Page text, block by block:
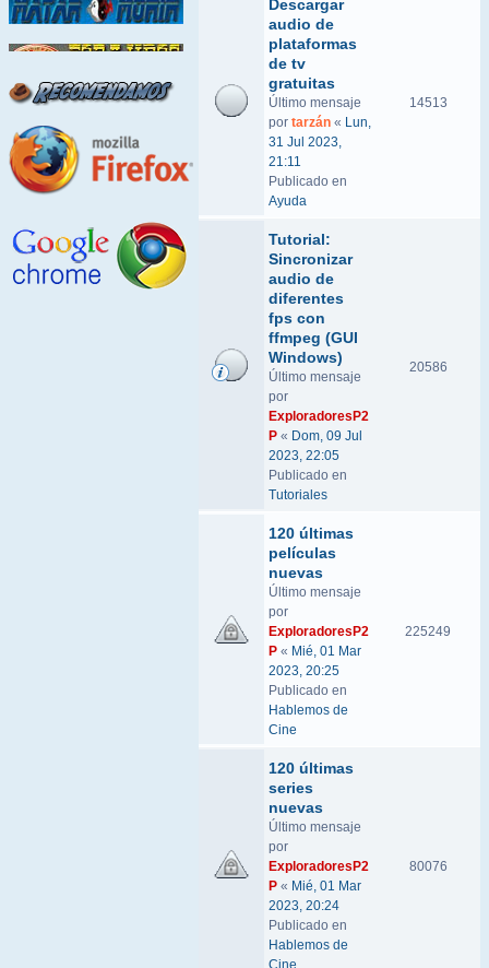
Descargar
audio de
plataformas
de tv
gratuitas
Último mensaje
por tarzán « Lun,
31 Jul 2023,
21:11
Publicado en
Ayuda
14513
Tutorial:
Sincronizar
audio de
diferentes
fps con
ffmpeg (GUI
Windows)
Último mensaje
por
ExploradoresP2
P « Dom, 09 Jul
2023, 22:05
Publicado en
Tutoriales
20586
120 últimas
películas
nuevas
Último mensaje
por
ExploradoresP2
P « Mié, 01 Mar
2023, 20:25
Publicado en
Hablemos de
Cine
225249
120 últimas
series
nuevas
Último mensaje
por
ExploradoresP2
P « Mié, 01 Mar
2023, 20:24
Publicado en
Hablemos de
Cine
80076